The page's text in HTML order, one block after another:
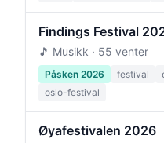
Findings Festival
🎵 Musikk · 55 venter
Påsken 2026 festival
oslo-festival
Øyafestivalen 2026